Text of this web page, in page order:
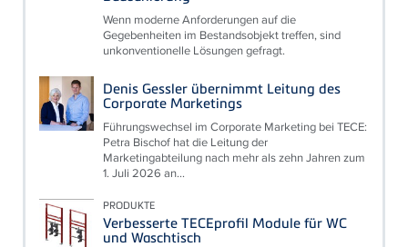
Wenn moderne Anforderungen auf die
Gegebenheiten im Bestandsobjekt treffen, sind
unkonventionelle Lösungen gefragt.
Denis Gessler übernimmt Leitung des
Corporate Marketings
Führungswechsel im Corporate Marketing bei TECE:
Petra Bischof hat die Leitung der
Marketingabteilung nach mehr als zehn Jahren zum
1. Juli 2026 an...
PRODUKTE
Verbesserte TECEprofil Module für WC
und Waschtisch